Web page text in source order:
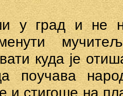
у град и не
куда је
поучава
и стигоше на